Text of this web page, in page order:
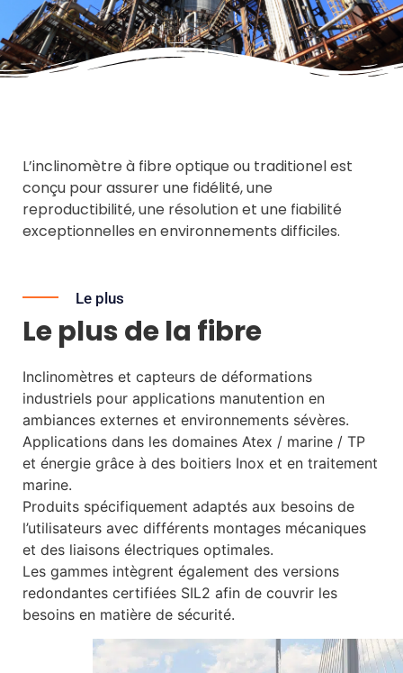
L’inclinomètre à fibre optique ou traditionel est
conçu pour assurer une fidélité, une
reproductibilité, une résolution et une fiabilité
exceptionnelles en environnements difficiles.
Le plus
Le plus de la fibre
Inclinomètres et capteurs de déformations
industriels pour applications manutention en
ambiances externes et environnements sévères.
Applications dans les domaines Atex / marine / TP
et énergie grâce à des boitiers Inox et en traitement
marine.
Produits spécifiquement adaptés aux besoins de
l’utilisateurs avec différents montages mécaniques
et des liaisons électriques optimales.
Les gammes intègrent également des versions
redondantes certifiées SIL2 afin de couvrir les
besoins en matière de sécurité.